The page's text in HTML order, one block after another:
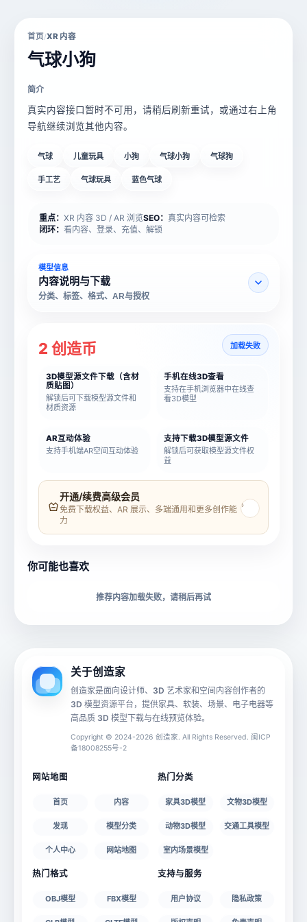
首页/XR 内容
气球小狗
简介
真实内容接口暂时不可用，请稍后刷新重试，或通过右上角
导航继续浏览其他内容。
气球 儿童玩具 小狗 气球小狗 气球狗
手工艺 气球玩具 蓝色气球
重点： XR 内容 3D / AR 浏览SEO： 真实内容可检索
闭环： 看内容、登录、充值、解锁
模型信息
内容说明与下载
分类、标签、格式、AR与授权
模型名称
材质贴图
文件大小
2 创造币 加载失败
3D模型源文件下载（含材
质贴图）
解锁后可下载模型源文件和
材质资源
手机在线3D查看
支持在手机浏览器中在线查
看3D模型
AR互动体验
支持手机端AR空间互动体验
支持下载3D模型源文件
解锁后可获取模型源文件权
益
开通/续费高级会员
免费下载权益、AR 展示、多端通用和更多创作能
力
›
你可能也喜欢
推荐内容加载失败，请稍后再试
关于创造家
创造家是面向设计师、3D 艺术家和空间内容创作者的
3D 模型资源平台，提供家具、软装、场景、电子电器等
高品质 3D 模型下载与在线预览体验。
Copyright © 2024-2026 创造家. All Rights Reserved. 闽ICP
备18008255号-2
网站地图
首页 内容
发现 模型分类
个人中心 网站地图
热门分类
家具3D模型 文物3D模型
动物3D模型 交通工具模型
室内场景模型
热门格式
OBJ模型 FBX模型
支持与服务
用户协议 隐私政策